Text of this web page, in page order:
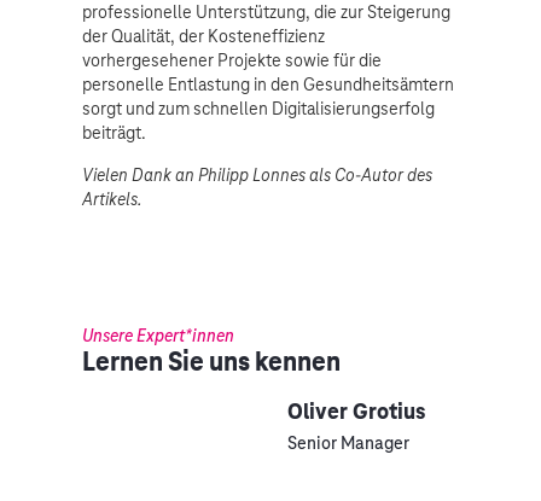
professionelle Unterstützung, die zur Steigerung
der Qualität, der Kosteneffizienz
vorhergesehener Projekte sowie für die
personelle Entlastung in den Gesundheitsämtern
sorgt und zum schnellen Digitalisierungserfolg
beiträgt.
Vielen Dank an Philipp Lonnes als Co-Autor des
Artikels.
Unsere Expert*innen
Lernen Sie uns kennen
Oliver Grotius
Senior Manager